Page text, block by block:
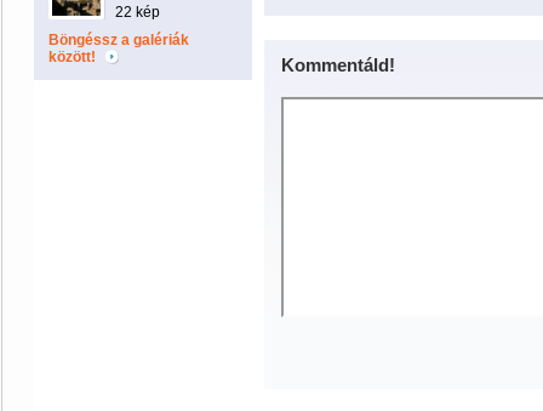
22 kép
Böngéssz a galériák
között!
Kommentáld!